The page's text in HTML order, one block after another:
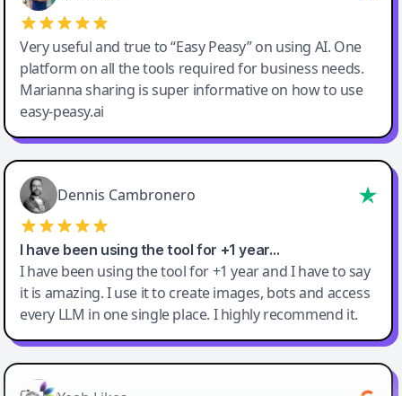
Very useful and true to “Easy Peasy” on using AI. One
platform on all the tools required for business needs.
Marianna sharing is super informative on how to use
easy-peasy.ai
Dennis Cambronero
I have been using the tool for +1 year…
I have been using the tool for +1 year and I have to say
it is amazing. I use it to create images, bots and access
every LLM in one single place. I highly recommend it.